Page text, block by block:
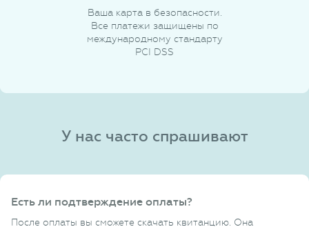
Ваша карта в безопасности.
Все платежи защищены по
международному стандарту
PCI DSS
У нас часто спрашивают
Есть ли подтверждение оплаты?
После оплаты вы сможете скачать квитанцию. Она